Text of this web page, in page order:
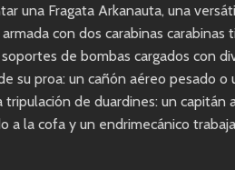
una Fragata Arkanauta, una
con dos carabinas carabinas
de bombas cargados con
su proa: un cañón aéreo pesado o
de duardines: un capitán
a la cofa y un endrimecánico